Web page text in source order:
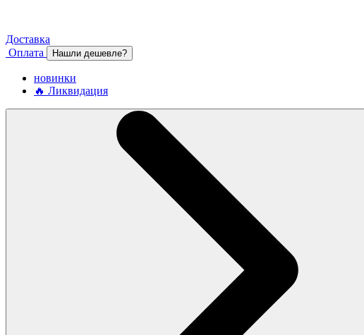
Доставка
Оплата
Нашли дешевле?
новинки
🔥 Ликвидация